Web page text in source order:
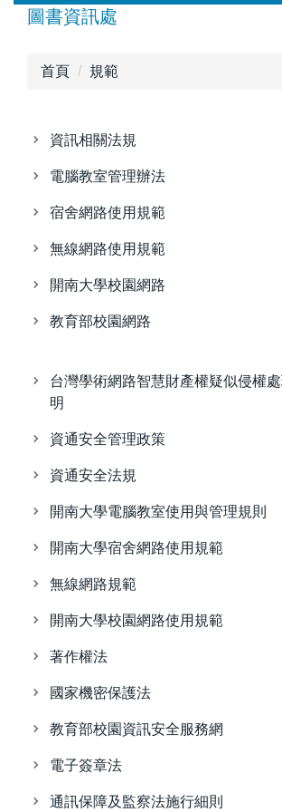
圖書資訊處
首頁 規範
資訊相關法規
電腦教室管理辦法
宿舍網路使用規範
無線網路使用規範
開南大學校園網路
教育部校園網路
台灣學術網路智慧財產權疑似侵權
明
資通安全管理政策
資通安全法規
開南大學電腦教室使用與管理規則
開南大學宿舍網路使用規範
無線網路規範
開南大學校園網路使用規範
著作權法
國家機密保護法
教育部校園資訊安全服務網
電子簽章法
通訊保障及監察法施行細則